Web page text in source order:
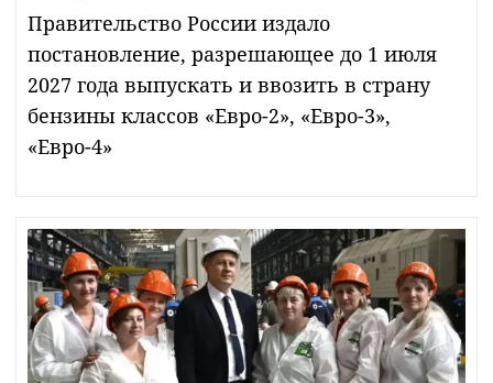
Правительство России издало
постановление, разрешающее до 1 июля
2027 года выпускать и ввозить в страну
бензины классов «Евро-2», «Евро-3»,
«Евро-4»